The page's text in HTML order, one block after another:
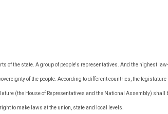
of the state. A group of people's representatives. And the highest
of the people. According to different countries, the
(the House of Representatives and the National Assembly)
to make laws at the union, state and local levels.